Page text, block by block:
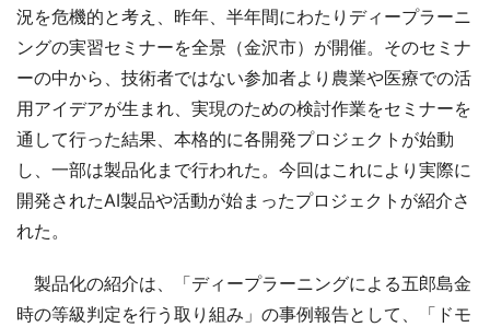
況を危機的と考え、昨年、半年間にわたりディープラーニ
ングの実習セミナーを全景（金沢市）が開催。そのセミナ
ーの中から、技術者ではない参加者より農業や医療での活
用アイデアが生まれ、実現のための検討作業をセミナーを
通して行った結果、本格的に各開発プロジェクトが始動
し、一部は製品化まで行われた。今回はこれにより実際に
開発されたAI製品や活動が始まったプロジェクトが紹介さ
れた。
製品化の紹介は、「ディープラーニングによる五郎島金
時の等級判定を行う取り組み」の事例報告として、「ドモ